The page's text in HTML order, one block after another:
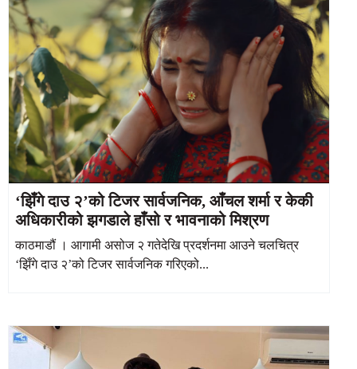
‘झिँगे दाउ २’को टिजर सार्वजनिक, आँचल शर्मा र केकी
अधिकारीको झगडाले हाँसो र भावनाको मिश्रण
काठमाडौं । आगामी असोज २ गतेदेखि प्रदर्शनमा आउने चलचित्र
‘झिँगे दाउ २’को टिजर सार्वजनिक गरिएको...